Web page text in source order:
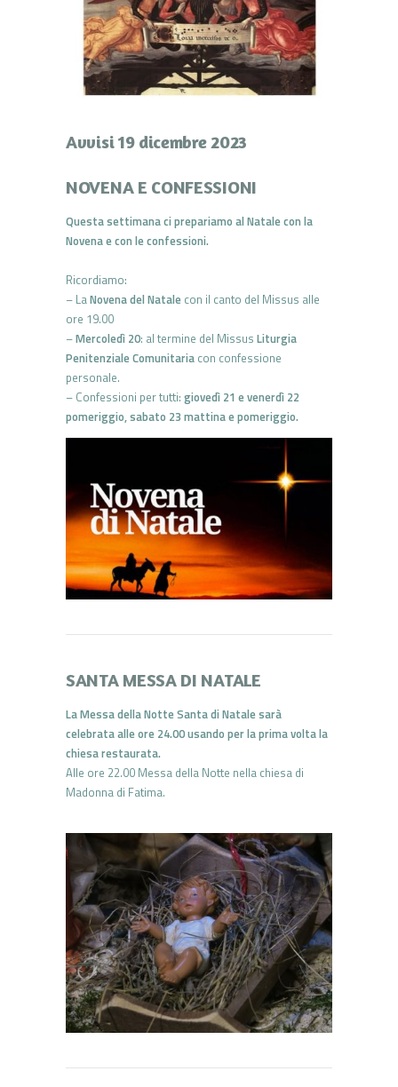
Avvisi 19 dicembre 2023
NOVENA E CONFESSIONI
Questa settimana ci prepariamo al Natale con la
Novena e con le confessioni.
Ricordiamo:
– LaNovena del Natale con il canto del Missus alle
ore 19.00
–Mercoledì 20: al termine del Missus Liturgia
Penitenziale Comunitaria con confessione
personale.
– Confessioni per tutti: giovedì 21 e venerdì 22
pomeriggio, sabato 23 mattina e pomeriggio.
SANTA MESSA DI NATALE
La Messa della Notte Santa di Natale sarà
celebrata alle ore 24.00 usando per la prima volta la
chiesa restaurata.
Alle ore 22.00 Messa della Notte nella chiesa di
Madonna di Fatima.